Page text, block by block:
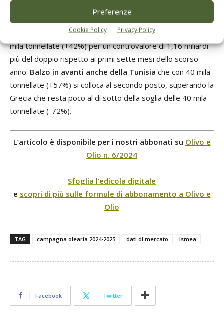
Preferenze
Cookie Policy Privacy Policy
Tra i Paesi fornitori si è assistito al
Spagna del ruolo di Paese leader tra i fornitori
mila tonnellate (+42%) per un controvalore di 1,16 miliardi
più del doppio rispetto ai primi sette mesi dello scorso
anno. Balzo in avanti anche della Tunisia che con 40 mila
tonnellate (+57%) si colloca al secondo posto, superando la
Grecia che resta poco al di sotto della soglia delle 40 mila
tonnellate (-72%).
L’articolo è disponibile per i nostri abbonati su Olivo e
Olio n. 6/2024
Sfoglia l’edicola digitale
e scopri di più sulle formule di abbonamento a Olivo e
Olio
TAG campagna olearia 2024-2025 dati di mercato Ismea
Facebook Twitter